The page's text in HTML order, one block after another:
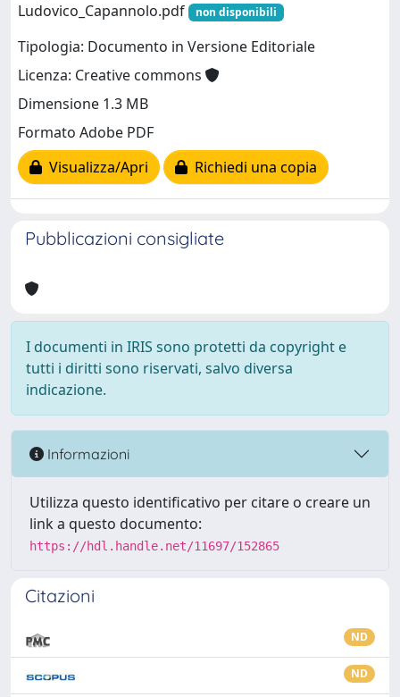
Ludovico_Capannolo.pdf
non disponibili
Tipologia: Documento in Versione Editoriale
Licenza: Creative commons
Dimensione 1.3 MB
Formato Adobe PDF
Visualizza/Apri
Richiedi una copia
Pubblicazioni consigliate
I documenti in IRIS sono protetti da copyright e
tutti i diritti sono riservati, salvo diversa
indicazione.
Informazioni
Utilizza questo identificativo per citare o creare un
link a questo documento:
https://hdl.handle.net/11697/152865
Citazioni
ND
ND